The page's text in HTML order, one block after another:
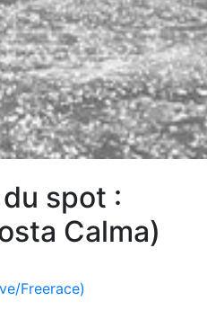
spot :
Calma)
Freerace)